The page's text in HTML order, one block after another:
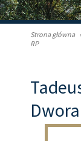
Strona główna ›
RP